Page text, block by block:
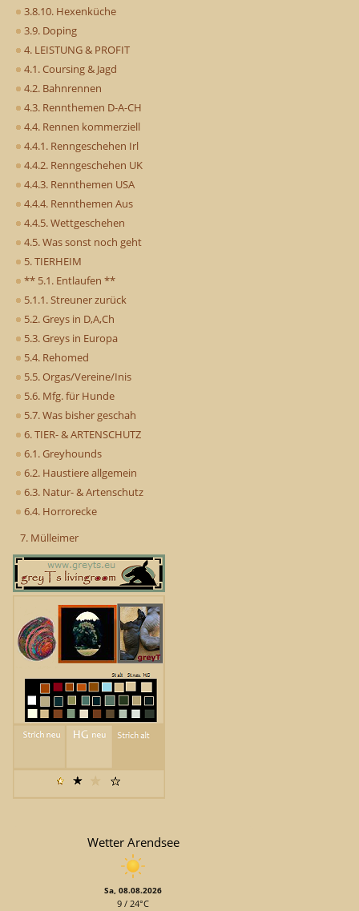
3.8.10. Hexenküche
3.9. Doping
4. LEISTUNG & PROFIT
4.1. Coursing & Jagd
4.2. Bahnrennen
4.3. Rennthemen D-A-CH
4.4. Rennen kommerziell
4.4.1. Renngeschehen Irl
4.4.2. Renngeschehen UK
4.4.3. Rennthemen USA
4.4.4. Rennthemen Aus
4.4.5. Wettgeschehen
4.5. Was sonst noch geht
5. TIERHEIM
** 5.1. Entlaufen **
5.1.1. Streuner zurück
5.2. Greys in D,A,Ch
5.3. Greys in Europa
5.4. Rehomed
5.5. Orgas/Vereine/Inis
5.6. Mfg. für Hunde
5.7. Was bisher geschah
6. TIER- & ARTENSCHUTZ
6.1. Greyhounds
6.2. Haustiere allgemein
6.3. Natur- & Artenschutz
6.4. Horrorecke
7. Mülleimer
Wetter Arendsee
Sa, 08.08.2026
9 / 24°C